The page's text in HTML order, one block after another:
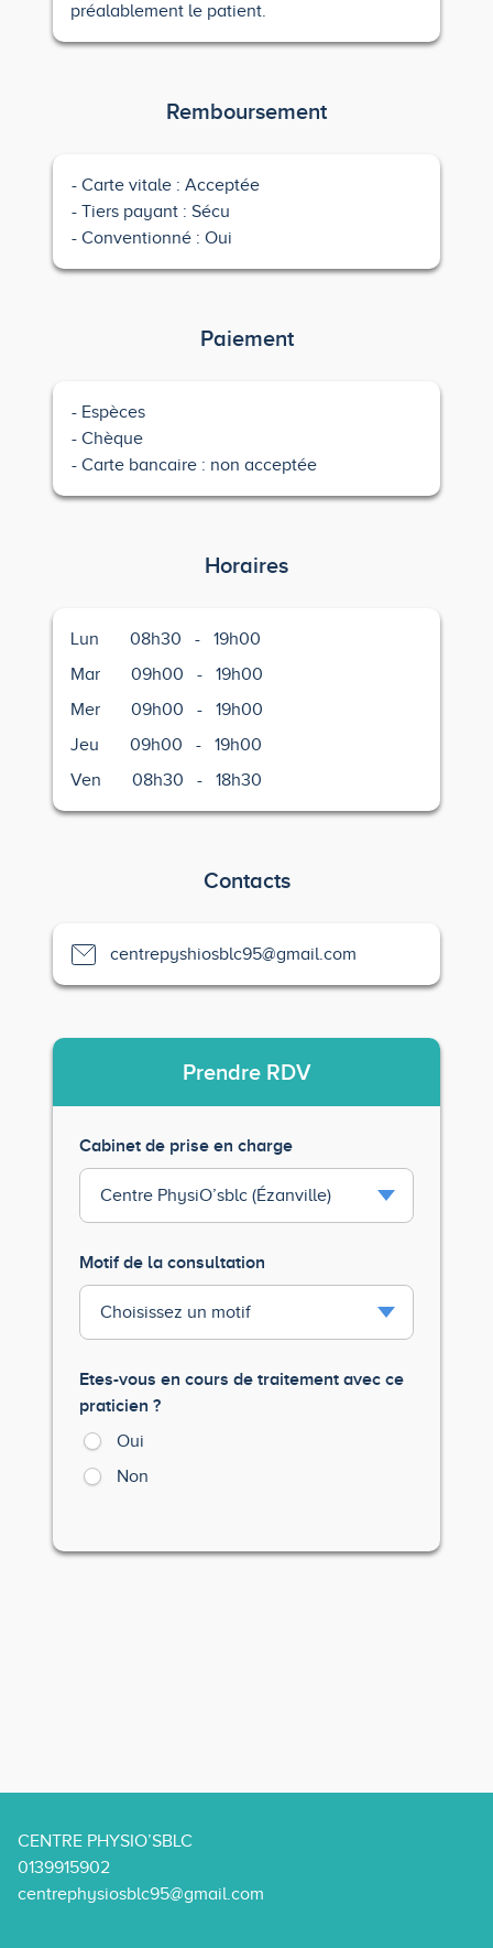
préalablement le patient.
Remboursement
Carte vitale : Acceptée
Tiers payant : Sécu
Conventionné : Oui
Paiement
Espèces
Chèque
Carte bancaire : non acceptée
Horaires
Lun 08h30 -
19h00
Mar
09h00 -
19h00
Mer
09h00 -
19h00
Jeu
09h00 -
19h00
Ven
08h30 - 18h30
Contacts
centrepyshiosblc95@gmail.com
Prendre RDV
Cabinet de prise en charge
Motif de la consultation
Etes-vous en cours de traitement avec ce
praticien ?
Oui
Non
CENTRE PHYSIO’SBLC
0139915902
centrephysiosblc95@gmail.com